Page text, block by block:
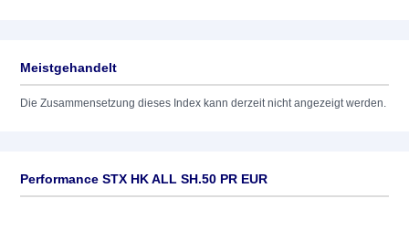
Meistgehandelt
Die Zusammensetzung dieses Index kann derzeit nicht angezeigt werden.
Performance STX HK ALL SH.50 PR EUR